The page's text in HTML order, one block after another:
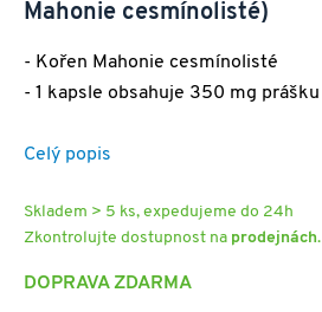
Mahonie cesmínolisté)
- Kořen Mahonie cesmínolisté
- 1 kapsle obsahuje 350 mg prášku
Celý popis
Skladem > 5 ks, expedujeme do 24h
Zkontrolujte dostupnost na prodejnách.
DOPRAVA ZDARMA